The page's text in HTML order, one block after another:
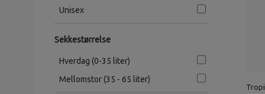
Unisex
Sekkestørrelse
Hverdag (0-35 liter)
Mellomstor (35 - 65 liter)